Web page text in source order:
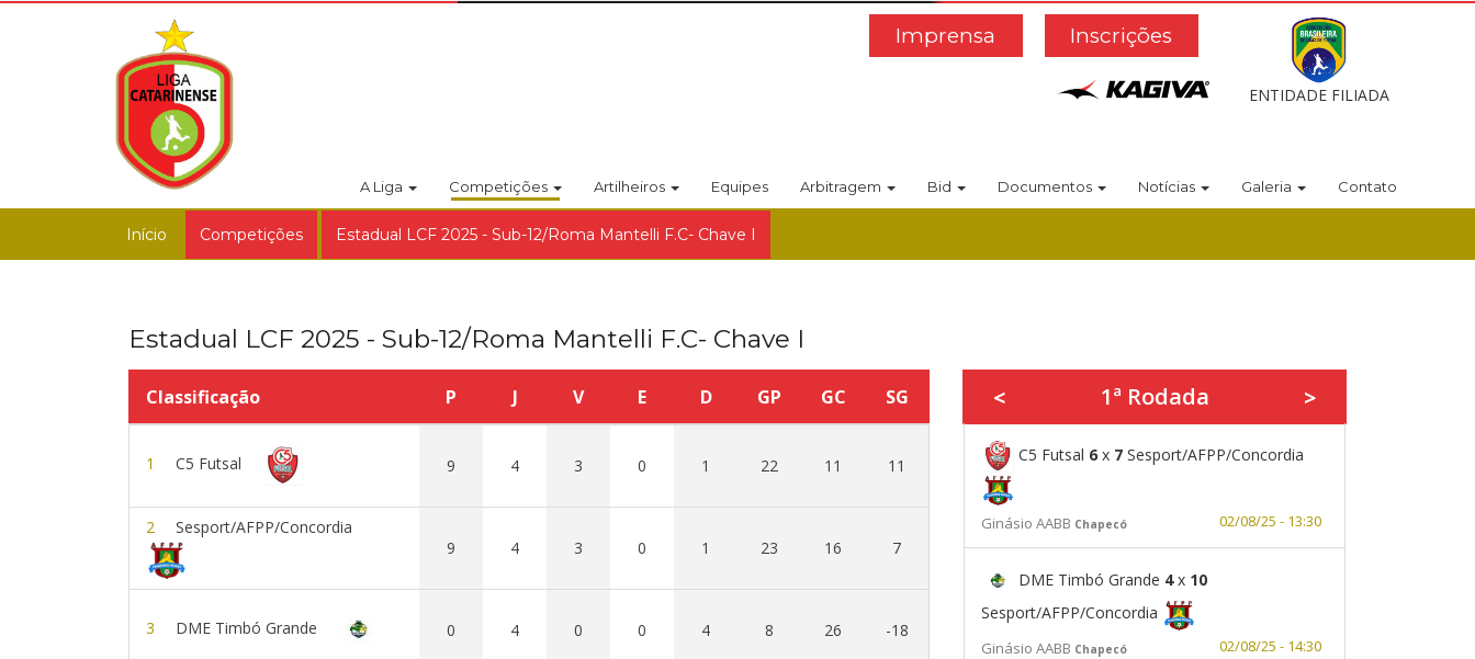
Inscrições
Imprensa
ENTIDADE FILIADA
A Liga Competições Artilheiros Equipes Arbitragem Bid Documentos Notícias Galeria Contato
Início Competições Estadual LCF 2025 - Sub-12/Roma Mantelli F.C- Chave I
Estadual LCF 2025 - Sub-12/Roma Mantelli F.C- Chave I
Classificação P J V E D GP GC SG
1 C5 Futsal 9 4 3 0 1 22 11 11
2
Sesport/AFPP/Concordia
9
4 3 0 1 23 16 7
3 DME Timbó Grande 0 4 0 0 4 8 26 -18
< 1ª Rodada >
C5 Futsal 6 x 7 Sesport/AFPP/Concordia
Ginásio AABB Chapecó 02/08/25 - 13:30
DME Timbó Grande 4x 10
Sesport/AFPP/Concordia
Ginásio AABB Chapecó 02/08/25 - 14:30